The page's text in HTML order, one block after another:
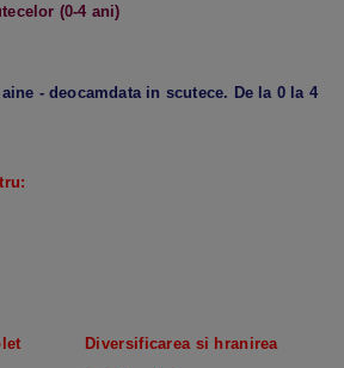
(0-4 ani)
- deocamdata in scutece. De la 0 la 4
Diversificarea si hranirea